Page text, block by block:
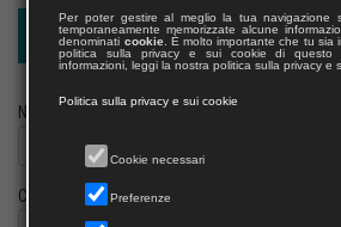
Modulo richiesta saggio docente
Nome
Cognome
Per poter gestire al meglio la tua navigazione
temporaneamente memorizzate alcune
denominati cookie. È molto importante che tu sia
politica sulla privacy e sui cookie di questo
informazioni, leggi la nostra politica sulla privacy e
Politica sulla privacy e sui cookie
Cookie necessari
Preferenze